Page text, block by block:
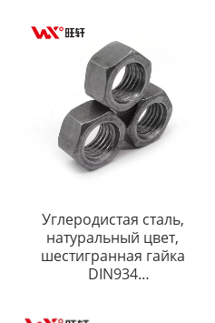
Углеродистая сталь,
натуральный цвет,
шестигранная гайка
DIN934